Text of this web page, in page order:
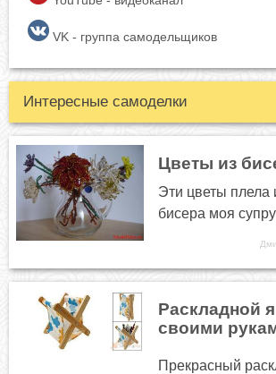
VK - группа самодельщиков
Интересные самоделки
Цветы из
Эти цветы плела
бисера моя
Раскладной
своими
Прекрасный